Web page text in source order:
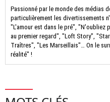
Passionné par le monde des médias
particulièrement les divertissements
"L'amour est dans le pré", "N'oubliez
au premier regard", "Loft Story",
Traîtres", "Les Marseillais"… On le
réalité" !